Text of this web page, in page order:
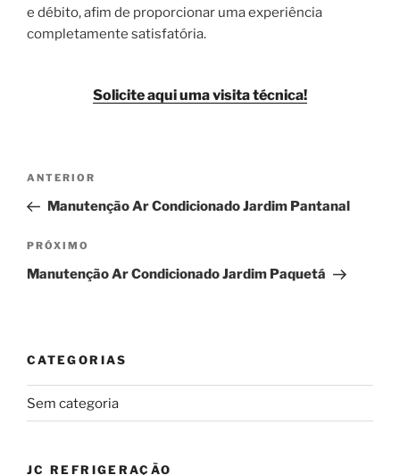
e débito, afim de proporcionar uma experiência
completamente satisfatória.
Solicite aqui uma visita técnica!
Navegação
Post
Post
anterior
ANTERIOR
Manutenção Ar Condicionado Jardim Pantanal
Próximo
post
PRÓXIMO
Manutenção Ar Condicionado Jardim Paquetá
CATEGORIAS
Sem categoria
JC REFRIGERAÇÃO